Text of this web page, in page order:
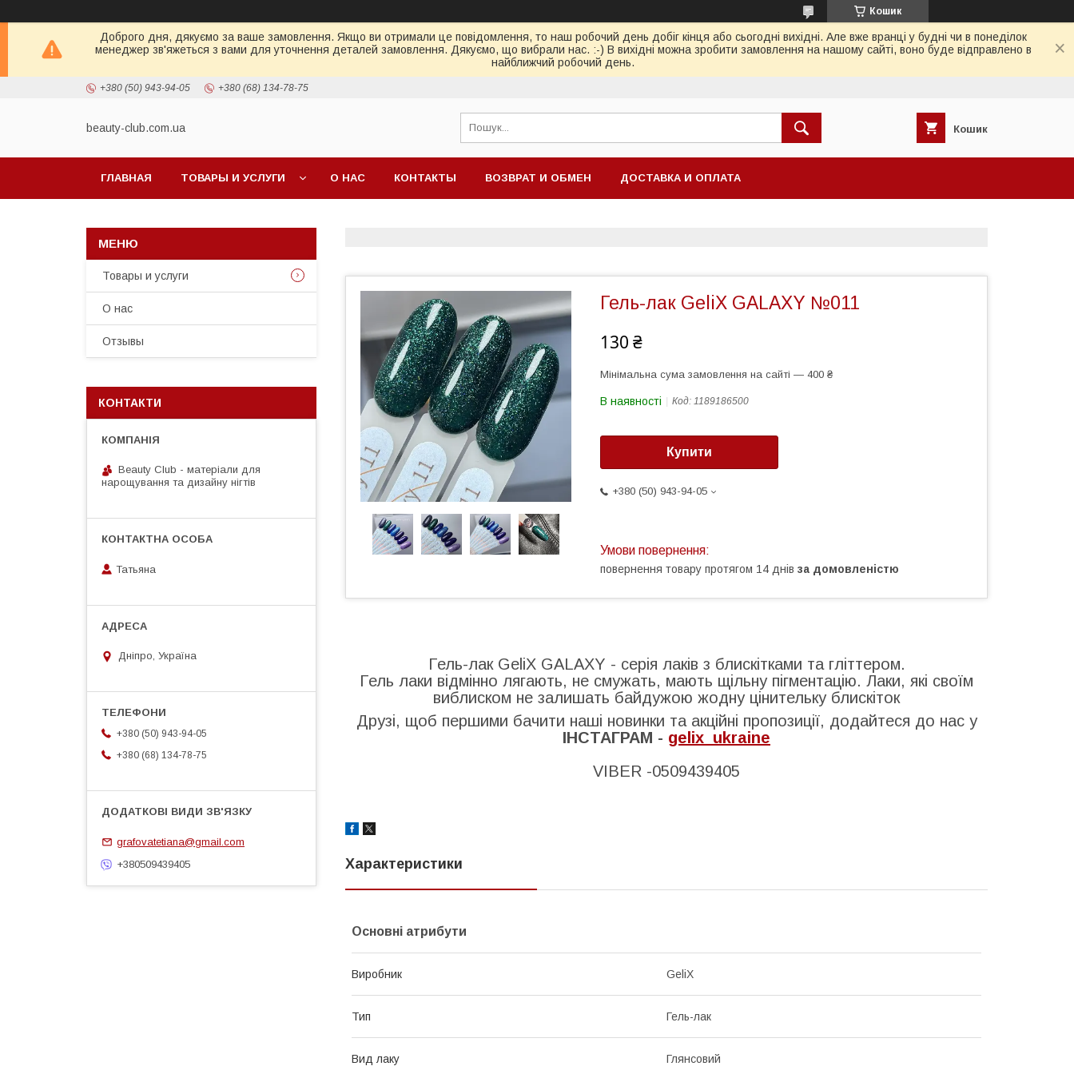
Кошик
Доброго дня, дякуємо за ваше замовлення. Якщо ви отримали це повідомлення, то наш робочий день добіг кінця або сьогодні вихідні. Але вже вранці у будні чи в понеділок
менеджер зв'яжеться з вами для уточнення деталей замовлення. Дякуємо, що вибрали нас. :-) В вихідні можна зробити замовлення на нашому сайті, воно буде відправлено в
найближчий робочий день.
+380 (50) 943-94-05 +380 (68) 134-78-75
beauty-club.com.ua Кошик
ГЛАВНАЯ ТОВАРЫ И УСЛУГИ О НАС КОНТАКТЫ ВОЗВРАТ И ОБМЕН ДОСТАВКА И ОПЛАТА
Гель-лак GeliX GALAXY №011
130 ₴
Мінімальна сума замовлення на сайті — 400 ₴
В наявності Код: 1189186500
Купити
+380 (50) 943-94-05
повернення товару протягом 14 днів за домовленістю
Гель-лак GeliX GALAXY - серія лаків з блискітками та гліттером.
Гель лаки відмінно лягають, не смужать, мають щільну пігментацію. Лаки, які своїм
виблиском не залишать байдужою жодну цінительку блискіток
Друзі, щоб першими бачити наші новинки та акційні пропозиції, додайтеся до нас у
ІНСТАГРАМ - gelix_ukraine
VIBER -0509439405
Характеристики
Основні атрибути
Виробник GeliX
Тип Гель-лак
Вид лаку Глянсовий
Товары и услуги
О нас
Отзывы
КОНТАКТИ
Beauty Club - матеріали для
нарощування та дизайну нігтів
Татьяна
Дніпро, Україна
+380 (50) 943-94-05
+380 (68) 134-78-75
grafovatetiana@gmail.com
+380509439405